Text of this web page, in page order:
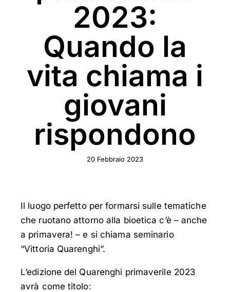
2023:
Quando la
vita chiama i
giovani
rispondono
20 Febbraio 2023
Il luogo perfetto per formarsi sulle tematiche
che ruotano attorno alla bioetica c’è – anche
a primavera! – e si chiama seminario
“Vittoria Quarenghi”.
L’edizione del Quarenghi primaverile 2023
avrà come titolo: